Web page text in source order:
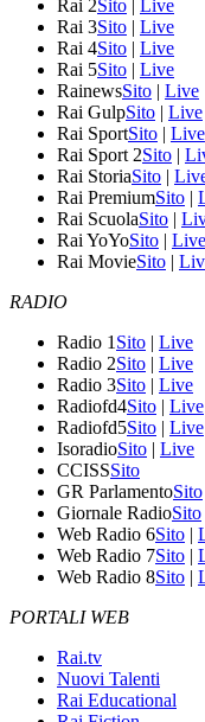
Rai 2Sito | Live
Rai 3Sito | Live
Rai 4Sito | Live
Rai 5Sito | Live
RainewsSito | Live
Rai GulpSito | Live
Rai SportSito | Live
Rai Sport 2Sito |
Rai StoriaSito |
Rai PremiumSito |
Rai ScuolaSito |
Rai YoYoSito | Live
Rai MovieSito |
RADIO
Radio 1 Sito | Live
Radio 2Sito | Live
Radio 3Sito | Live
Radiofd4Sito | Live
Radiofd5Sito | Live
IsoradioSito | Live
CCISSSito
GR ParlamentoSito
Giornale RadioSito
Web Radio 6Sito |
Web Radio 7Sito |
Web Radio 8Sito |
PORTALI WEB
Rai.tv
Nuovi Talenti
Rai Educational